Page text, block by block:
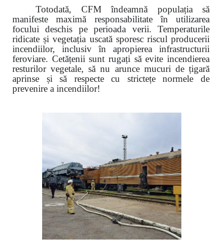
Totodată, CFM îndeamnă populația să
manifeste maximă responsabilitate în utilizarea
focului deschis pe perioada verii. Temperaturile
ridicate și vegetația uscată sporesc riscul producerii
incendiilor, inclusiv în apropierea infrastructurii
feroviare. Cetățenii sunt rugați să evite incendierea
resturilor vegetale, să nu arunce mucuri de țigară
aprinse și să respecte cu strictețe normele de
prevenire a incendiilor!